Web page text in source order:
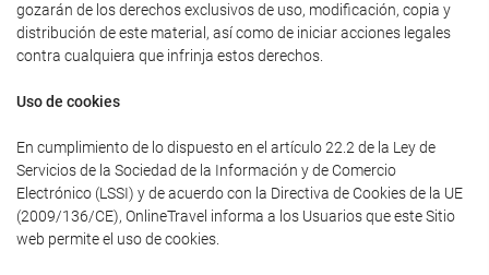
gozarán de los derechos exclusivos de uso, modificación, copia y
distribución de este material, así como de iniciar acciones legales
contra cualquiera que infrinja estos derechos.
Uso de cookies
En cumplimiento de lo dispuesto en el artículo 22.2 de la Ley de
Servicios de la Sociedad de la Información y de Comercio
Electrónico (LSSI) y de acuerdo con la Directiva de Cookies de la UE
(2009/136/CE), OnlineTravel informa a los Usuarios que este Sitio
web permite el uso de cookies.